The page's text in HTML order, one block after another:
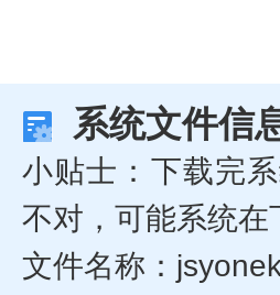
系统文件信
小贴士：下载完
不对，可能系统
文件名称：